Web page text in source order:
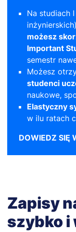
Na studiach
możesz
Important
semestr
Możesz
studenci
naukowe,
Elastyczny
w ilu ratach
DOWIEDZ SIĘ
Zapisy
szybko i